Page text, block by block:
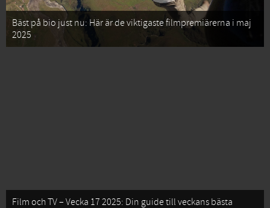
Bäst på bio just nu: Här är de viktigaste filmpremiärerna i maj
2025
Film och TV – Vecka 17 2025: Din guide till veckans bästa